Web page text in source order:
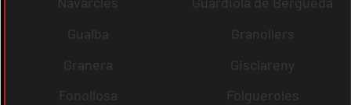
Gualba
Granollers
Granera
Gisclareny
Fonollosa
Folgueroles